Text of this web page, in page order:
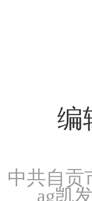
编
中共自贡
ag凯